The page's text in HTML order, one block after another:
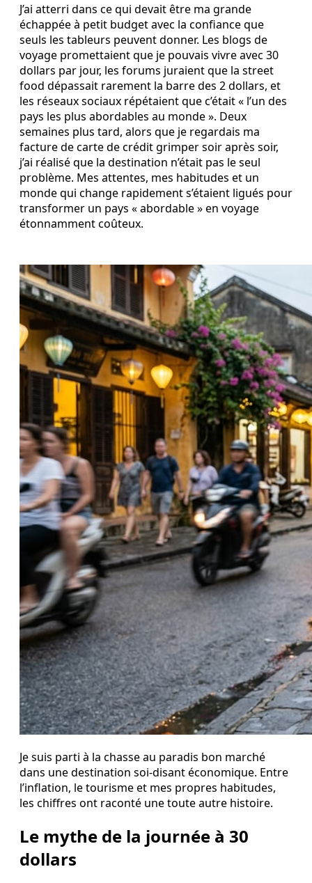
J’ai atterri dans ce qui devait être ma grande
échappée à petit budget avec la confiance que
seuls les tableurs peuvent donner. Les blogs de
voyage promettaient que je pouvais vivre avec 30
dollars par jour, les forums juraient que la street
food dépassait rarement la barre des 2 dollars, et
les réseaux sociaux répétaient que c’était « l’un des
pays les plus abordables au monde ». Deux
semaines plus tard, alors que je regardais ma
facture de carte de crédit grimper soir après soir,
j’ai réalisé que la destination n’était pas le seul
problème. Mes attentes, mes habitudes et un
monde qui change rapidement s’étaient ligués pour
transformer un pays « abordable » en voyage
étonnamment coûteux.
Je suis parti à la chasse au paradis bon marché
dans une destination soi-disant économique. Entre
l’inflation, le tourisme et mes propres habitudes,
les chiffres ont raconté une toute autre histoire.
Le mythe de la journée à 30
dollars